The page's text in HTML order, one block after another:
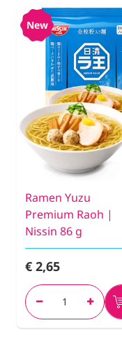
New
Ramen Yuzu
Premium Raoh |
Nissin 86 g
€ 2,65